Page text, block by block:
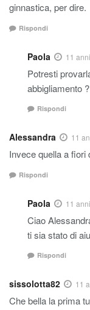
ginnastica, per dire.
Rispondi
Paola 11
Potresti
abbigliamento ?
Rispondi
Alessandra 11
Invece quella a
Rispondi
Paola 11
Ciao
ti sia stato di
Rispondi
sissolotta82 11
Che bella la prima